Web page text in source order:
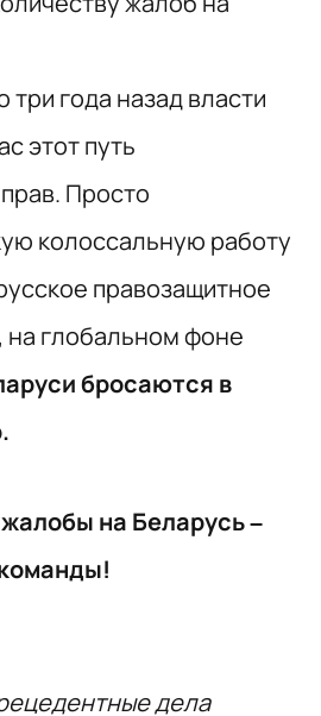
три года назад власти
этот путь
Просто
колоссальную работу
правозащитное
на глобальном фоне
бросаются в
на Беларусь –
дела